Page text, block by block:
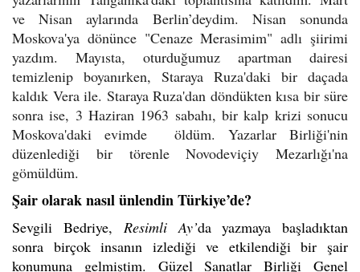
ve Nisan aylarında Berlin’deydim. Nisan sonunda
Moskova'ya dönünce "Cenaze Merasimim" adlı şiirimi
yazdım. Mayısta, oturduğumuz apartman dairesi
temizlenip boyanırken, Staraya Ruza'daki bir daçada
kaldık Vera ile. Staraya Ruza'dan döndükten kısa bir süre
sonra ise, 3 Haziran 1963 sabahı, bir kalp krizi sonucu
Moskova'daki evimde öldüm. Yazarlar Birliği'nin
düzenlediği bir törenle Novodeviçiy Mezarlığı'na
gömüldüm.
Şair olarak nasıl ünlendin Türkiye’de?
Sevgili Bedriye,Resimli Ay’da yazmaya başladıktan
sonra birçok insanın izlediği ve etkilendiği bir şair
konumuna gelmiştim. Güzel Sanatlar Birliği Genel